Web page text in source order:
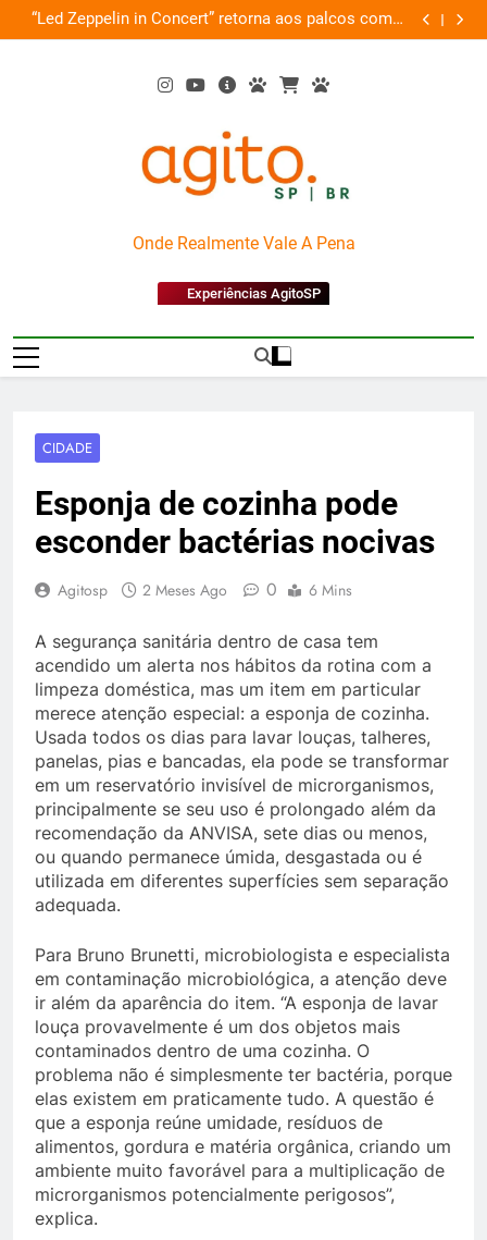
Skip
to
“Led Zeppelin in Concert” retorna aos palcos com a
Nova Orquestra
Cobasi
AgitoSP
Onde Realmente Vale A Pena
Experiências AgitoSP
CIDADE
Esponja de cozinha pode
esconder bactérias nocivas
Agitosp 2 Meses Ago 0 6 Mins
A segurança sanitária dentro de casa tem
acendido um alerta nos hábitos da rotina com a
limpeza doméstica, mas um item em particular
merece atenção especial: a esponja de cozinha.
Usada todos os dias para lavar louças, talheres,
panelas, pias e bancadas, ela pode se transformar
em um reservatório invisível de microrganismos,
principalmente se seu uso é prolongado além da
recomendação da ANVISA, sete dias ou menos,
ou quando permanece úmida, desgastada ou é
utilizada em diferentes superfícies sem separação
adequada.
Para Bruno Brunetti, microbiologista e especialista
em contaminação microbiológica, a atenção deve
ir além da aparência do item. “A esponja de lavar
louça provavelmente é um dos objetos mais
contaminados dentro de uma cozinha. O
problema não é simplesmente ter bactéria, porque
elas existem em praticamente tudo. A questão é
que a esponja reúne umidade, resíduos de
alimentos, gordura e matéria orgânica, criando um
ambiente muito favorável para a multiplicação de
microrganismos potencialmente perigosos”,
explica.